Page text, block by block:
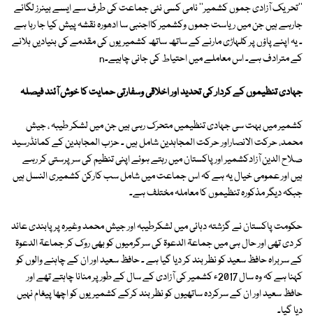
''تحریک آزادی جموں کشمیر'' نامی کسی نئی جماعت کی طرف سے ایسے بینرز لگائے
جارہے ہیں جن میں ریاست جموں وکشمیر کااجنبی سا ادھورہ نقشہ پیش کیا جا رہا ہے
۔ یہ اپنے پاؤں پر کلہاڑی مارنے کے ساتھ ساتھ کشمیریوں کی مقدمے کی بنیادیں ہلانے
کے مترادف ہے۔ اس معاملے میں احتیاط کی جانی چاہیے۔n
جہادی تنظیموں کے کردار کی تحدید اور اخلاقی وسفارتی حمایت کا خوش آئند فیصلہ
کشمیر میں بہت سی جہادی تنظیمیں متحرک رہی ہیں جن میں لشکر طیبہ ، جیش
محمد، حرکت الانصاراور حرکت المجاہدین شامل ہیں ۔ حزب المجاہدین کے کمانڈرسید
صلاح الدین آزادکشمیر اور پاکستان میں رہتے ہوئے اپنی تنظیم کی سرپرستی کر رہے
ہیں اور عمومی خیال یہ ہے کہ اس جماعت میں شامل سب کارکن کشمیری النسل ہیں
جبکہ دیگر مذکورہ تنظیموں کا معاملہ مختلف ہے۔
حکومت پاکستان نے گزشتہ دہائی میں لشکرطیبہ اور جیش محمد وغیرہ پر پابندی عائد
کر دی تھی اور حال ہی میں جماعۃ الدعوۃ کی سرگرمیوں کو بھی روک کر جماعۃ الدعوۃ
کے سربراہ حافظ سعید کو نظر بند کر دیا گیا ہے ۔ حافظ سعید اور ان کے چاہنے والوں کو
کہنا ہے کہ وہ سال 2017ء کشمیر کی آزادی کے سال کے طور پر منانا چاہتے تھے اور
حافظ سعید اور ان کے سرکردہ ساتھیوں کو نظر بند کرکے کشمیریوں کو اچھا پیغام نہیں
دیا گیا۔